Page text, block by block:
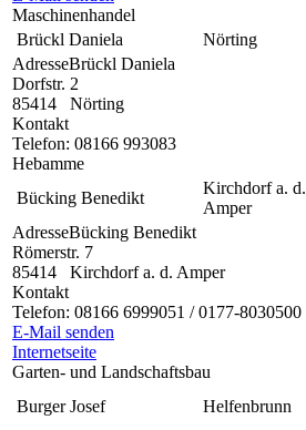
Maschinenhandel
Brückl Daniela
Nörting
AdresseBrückl Daniela
Dorfstr. 2
85414
Nörting
Kontakt
Telefon: 08166 993083
Hebamme
Bücking Benedikt
Kirchdorf a. d.
Amper
AdresseBücking Benedikt
Römerstr. 7
85414
Kirchdorf a. d. Amper
Kontakt
Telefon: 08166 6999051 / 0177-8030500
E-Mail senden
Internetseite
Garten- und Landschaftsbau
Burger Josef
Helfenbrunn